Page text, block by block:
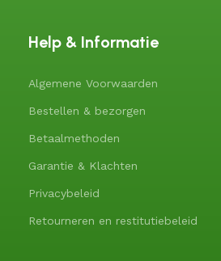
Help & Informatie
Algemene Voorwaarden
Bestellen & bezorgen
Betaalmethoden
Garantie & Klachten
Privacybeleid
Retourneren en restitutiebeleid